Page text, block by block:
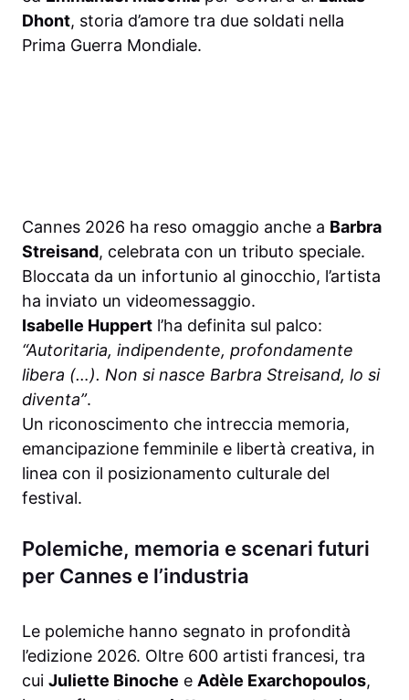
Dhont, storia d’amore tra due soldati nella
Prima Guerra Mondiale.
Cannes 2026 ha reso omaggio anche a Barbra
Streisand, celebrata con un tributo speciale.
Bloccata da un infortunio al ginocchio, l’artista
ha inviato un videomessaggio.
Isabelle Huppert l’ha definita sul palco:
“Autoritaria, indipendente, profondamente
libera (…). Non si nasce Barbra Streisand, lo si
diventa”.
Un riconoscimento che intreccia memoria,
emancipazione femminile e libertà creativa, in
linea con il posizionamento culturale del
festival.
Polemiche, memoria e scenari futuri
per Cannes e l’industria
Le polemiche hanno segnato in profondità
l’edizione 2026. Oltre 600 artisti francesi, tra
cui Juliette Binoche e Adèle Exarchopoulos,